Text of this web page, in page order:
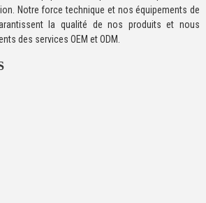
Notre force technique et nos équipements de
la qualité de nos produits et nous
des services OEM et ODM.